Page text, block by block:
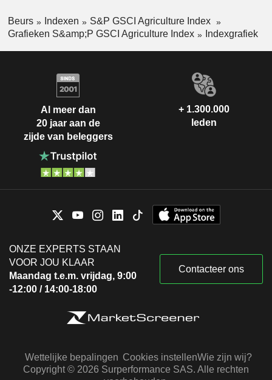
Beurs Indexen
S&P GSCI Agriculture Index
Grafieken S&amp;P GSCI Agriculture Index
Indexgrafiek
Al meer dan
20 jaar aan de
zijde van beleggers
+ 1.300.000
leden
ONZE EXPERTS STAAN
VOOR JOU KLAAR
Maandag t.e.m. vrijdag, 9:00
-12:00 / 14:00-18:00
Contacteer ons
Wettelijke bepalingen Cookies instellenWie zijn wij?
Copyright © 2026 Surperformance SAS. Alle rechten